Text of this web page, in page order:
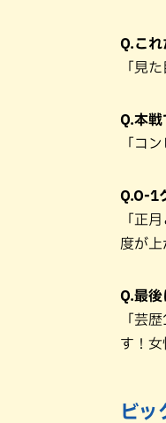
Q.こ
「見
Q.本
「コ
Q.O-1
「正
度が
Q.最
「芸
す！女
ビッ